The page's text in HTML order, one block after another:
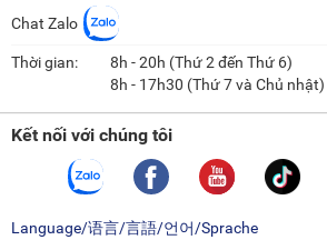
Chat Zalo
Thời gian:
8h - 20h (Thứ 2 đến Thứ 6)
8h - 17h30 (Thứ 7 và Chủ nhật)
Kết nối với chúng tôi
Language/语言/言語/언어/Sprache